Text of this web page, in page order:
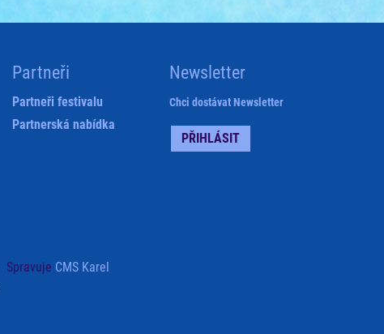
Partneři
Partneři festivalu
Partnerská nabídka
Newsletter
Chci dostávat Newsletter
PŘIHLÁSIT
Spravuje CMS Karel